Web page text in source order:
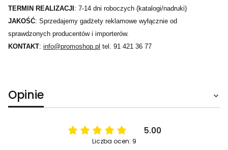
TERMIN REALIZACJI : 7-14 dni roboczych (katalogi/nadruki)
JAKOŚĆ: Sprzedajemy gadżety reklamowe wyłącznie od
sprawdzonych producentów i importerów.
KONTAKT: info@promoshop.pl tel. 91 421 36 77
Opinie
5.00
Liczba ocen: 9